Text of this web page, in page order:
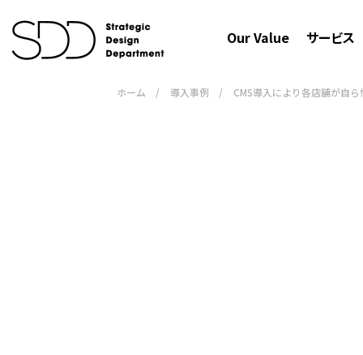
Our Value サービス
ホーム / 導入事例 / CMS導入により各店舗が自